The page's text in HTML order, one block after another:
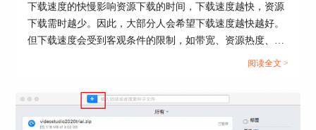
在下载资源时，寻找资源往往是最为耗费时间的步
骤。folx集合了海量的视频、音频等资源可供大家
搜索使用。只需在folx的搜索栏中输入资源的关键
如果想下载种子库中的资源，如图5所示，只需点
击单条资源右侧的“下载”按钮，即可开始下载任
务。
下载速度的快慢影响资源下载的时间，下载速度越快，资源
下载需时越少。因此，大部分人会希望下载速度越快越好。
但下载速度会受到客观条件的限制，如带宽、资源热度、设
备性能等，不同情况下可达至的下载速度不同。本文会教大
趣的小伙伴，可以关注起来。...
阅读全文 >